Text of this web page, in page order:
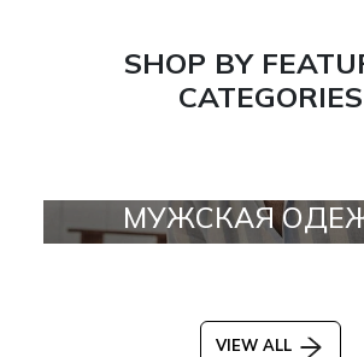
SHOP BY
CATEGORIES
МУЖСКАЯ
VIEW ALL